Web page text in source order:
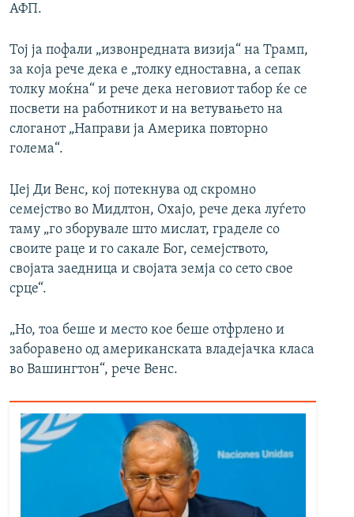
АФП.
Тој ја пофали „извонредната визија“ на Трамп,
за која рече дека е „толку едноставна, а сепак
толку моќна“ и рече дека неговиот табор ќе се
посвети на работникот и на ветувањето на
слоганот „Направи ја Америка повторно
голема“.
Џеј Ди Венс, кој потекнува од скромно
семејство во Мидлтон, Охајо, рече дека луѓето
таму „го зборувале што мислат, граделе со
своите раце и го сакале Бог, семејството,
својата заедница и својата земја со сето свое
срце“.
„Но, тоа беше и место кое беше отфрлено и
заборавено од американската владејачка класа
во Вашингтон“, рече Венс.